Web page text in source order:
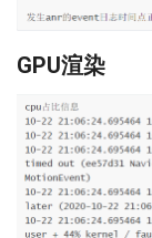
GPU渲染